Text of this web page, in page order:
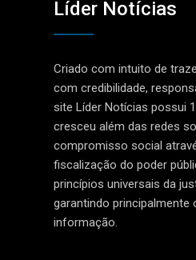
Líder Notícias
Criado com intuito de
com credibilidade,
site Líder Notícias possui
cresceu além das redes
compromisso social
fiscalização do poder
princípios universais da
garantindo principalmente
informação.